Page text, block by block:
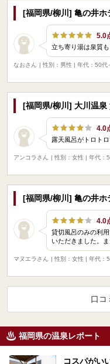
[福岡県/柳川] 亀の井ホ
5.0
立ち寄り湯は泉質
なおさん
| 性別：男性 | 年代：50代
[福岡県/柳川] 大川温泉
4.0
露天風呂がトロトロ
アンコラさん
| 性別：女性 | 年代：
[福岡県/柳川] 亀の井ホ
4.0
貸切風呂のみの利
いただきました。
マヌエラさん
| 性別：女性 | 年代：
口コ
福岡県の温泉レポート
コスパがい